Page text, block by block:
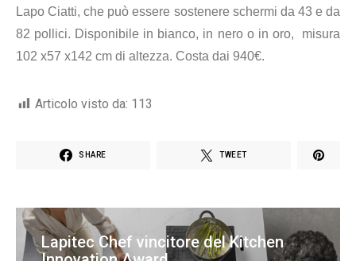
Lapo Ciatti,che può essere sostenere schermi da 43 e da
82 pollici. Disponibile in bianco, in nero o in oro, misura
102 x57 x142 cm di altezza. Costa dai 940€.
Articolo visto da: 113
SHARE TWEET
Lapitec Chef vincitore del Kitchen